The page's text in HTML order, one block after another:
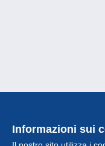
Informazioni sui